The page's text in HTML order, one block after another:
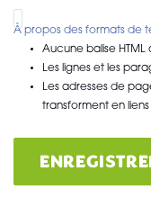
À propos des formats de
Aucune balise HTML
Les lignes et les
Les adresses de
transforment en